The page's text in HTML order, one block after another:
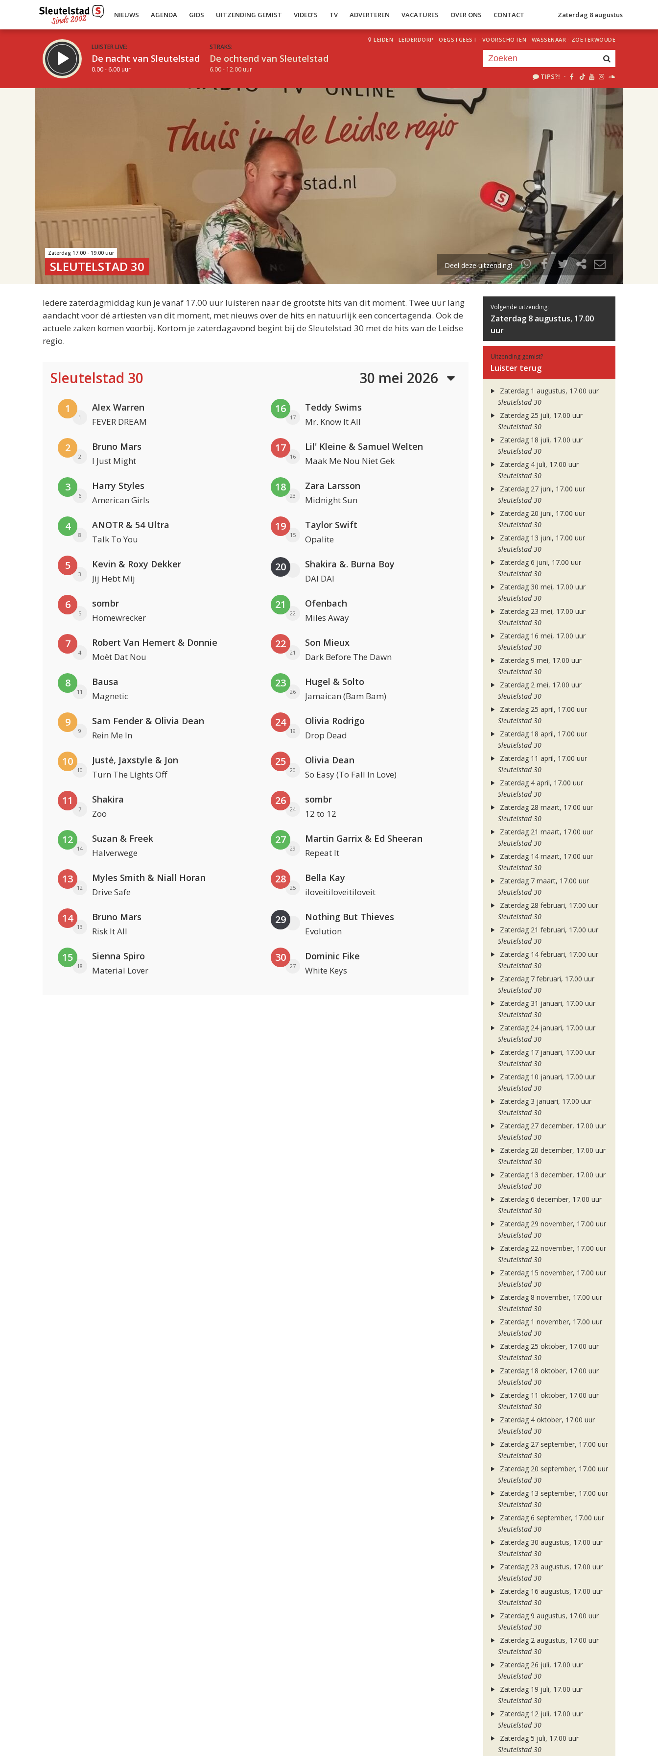
NIEUWS AGENDA GIDS UITZENDING GEMIST VIDEO’S TV ADVERTEREN VACATURES OVER ONS CONTACT Zaterdag 8 augustus
LUISTER LIVE:
De nacht van Sleutelstad
0.00 - 6.00 uur
STRAKS:
De ochtend van Sleutelstad
6.00 - 12.00 uur
LEIDEN · LEIDERDORP · OEGSTGEEST · VOORSCHOTEN · WASSENAAR · ZOETERWOUDE
TIPS?! ·
uur 1 van 2
Volgend uur
Zaterdag 17.00 - 19.00 uur
SLEUTELSTAD 30 Deel deze uitzending!
Iedere zaterdagmiddag kun je vanaf 17.00 uur luisteren naar de grootste hits van dit moment. Twee uur lang
aandacht voor dé artiesten van dit moment, met nieuws over de hits en natuurlijk een concertagenda. Ook de
actuele zaken komen voorbij. Kortom je zaterdagavond begint bij de Sleutelstad 30 met de hits van de Leidse
regio.
Sleutelstad 30 30 mei 2026
1
1
Alex Warren
FEVER DREAM
2
2
Bruno Mars
I Just Might
3
6
Harry Styles
American Girls
4
8
ANOTR & 54 Ultra
Talk To You
5
3
Kevin & Roxy Dekker
Jij Hebt Mij
6
5
sombr
Homewrecker
7
4
Robert Van Hemert & Donnie
Moët Dat Nou
8
11
Bausa
Magnetic
9
9
Sam Fender & Olivia Dean
Rein Me In
10
10
Justė, Jaxstyle & Jon
Turn The Lights Off
11
7
Shakira
Zoo
12
14
Suzan & Freek
Halverwege
13
12
Myles Smith & Niall Horan
Drive Safe
14
13
Bruno Mars
Risk It All
15
18
Sienna Spiro
Material Lover
16
17
Teddy Swims
Mr. Know It All
17
16
Lil' Kleine & Samuel Welten
Maak Me Nou Niet Gek
18
23
Zara Larsson
Midnight Sun
19
15
Taylor Swift
Opalite
20 Shakira &. Burna Boy
DAI DAI
21
22
Ofenbach
Miles Away
22
21
Son Mieux
Dark Before The Dawn
23
26
Hugel & Solto
Jamaican (Bam Bam)
24
19
Olivia Rodrigo
Drop Dead
25
20
Olivia Dean
So Easy (To Fall In Love)
26
24
sombr
12 to 12
27
29
Martin Garrix & Ed Sheeran
Repeat It
28
25
Bella Kay
iloveitiloveitiloveit
29 Nothing But Thieves
Evolution
30
27
Dominic Fike
White Keys
Volgende uitzending:
Zaterdag 8 augustus, 17.00
uur
Uitzending gemist?
Luister terug
Zaterdag 1 augustus, 17.00 uur
Sleutelstad 30
Zaterdag 25 juli, 17.00 uur
Sleutelstad 30
Zaterdag 18 juli, 17.00 uur
Sleutelstad 30
Zaterdag 4 juli, 17.00 uur
Sleutelstad 30
Zaterdag 27 juni, 17.00 uur
Sleutelstad 30
Zaterdag 20 juni, 17.00 uur
Sleutelstad 30
Zaterdag 13 juni, 17.00 uur
Sleutelstad 30
Zaterdag 6 juni, 17.00 uur
Sleutelstad 30
Zaterdag 30 mei, 17.00 uur
Sleutelstad 30
Zaterdag 23 mei, 17.00 uur
Sleutelstad 30
Zaterdag 16 mei, 17.00 uur
Sleutelstad 30
Zaterdag 9 mei, 17.00 uur
Sleutelstad 30
Zaterdag 2 mei, 17.00 uur
Sleutelstad 30
Zaterdag 25 april, 17.00 uur
Sleutelstad 30
Zaterdag 18 april, 17.00 uur
Sleutelstad 30
Zaterdag 11 april, 17.00 uur
Sleutelstad 30
Zaterdag 4 april, 17.00 uur
Sleutelstad 30
Zaterdag 28 maart, 17.00 uur
Sleutelstad 30
Zaterdag 21 maart, 17.00 uur
Sleutelstad 30
Zaterdag 14 maart, 17.00 uur
Sleutelstad 30
Zaterdag 7 maart, 17.00 uur
Sleutelstad 30
Zaterdag 28 februari, 17.00 uur
Sleutelstad 30
Zaterdag 21 februari, 17.00 uur
Sleutelstad 30
Zaterdag 14 februari, 17.00 uur
Sleutelstad 30
Zaterdag 7 februari, 17.00 uur
Sleutelstad 30
Zaterdag 31 januari, 17.00 uur
Sleutelstad 30
Zaterdag 24 januari, 17.00 uur
Sleutelstad 30
Zaterdag 17 januari, 17.00 uur
Sleutelstad 30
Zaterdag 10 januari, 17.00 uur
Sleutelstad 30
Zaterdag 3 januari, 17.00 uur
Sleutelstad 30
Zaterdag 27 december, 17.00 uur
Sleutelstad 30
Zaterdag 20 december, 17.00 uur
Sleutelstad 30
Zaterdag 13 december, 17.00 uur
Sleutelstad 30
Zaterdag 6 december, 17.00 uur
Sleutelstad 30
Zaterdag 29 november, 17.00 uur
Sleutelstad 30
Zaterdag 22 november, 17.00 uur
Sleutelstad 30
Zaterdag 15 november, 17.00 uur
Sleutelstad 30
Zaterdag 8 november, 17.00 uur
Sleutelstad 30
Zaterdag 1 november, 17.00 uur
Sleutelstad 30
Zaterdag 25 oktober, 17.00 uur
Sleutelstad 30
Zaterdag 18 oktober, 17.00 uur
Sleutelstad 30
Zaterdag 11 oktober, 17.00 uur
Sleutelstad 30
Zaterdag 4 oktober, 17.00 uur
Sleutelstad 30
Zaterdag 27 september, 17.00 uur
Sleutelstad 30
Zaterdag 20 september, 17.00 uur
Sleutelstad 30
Zaterdag 13 september, 17.00 uur
Sleutelstad 30
Zaterdag 6 september, 17.00 uur
Sleutelstad 30
Zaterdag 30 augustus, 17.00 uur
Sleutelstad 30
Zaterdag 23 augustus, 17.00 uur
Sleutelstad 30
Zaterdag 16 augustus, 17.00 uur
Sleutelstad 30
Zaterdag 9 augustus, 17.00 uur
Sleutelstad 30
Zaterdag 2 augustus, 17.00 uur
Sleutelstad 30
Zaterdag 26 juli, 17.00 uur
Sleutelstad 30
Zaterdag 19 juli, 17.00 uur
Sleutelstad 30
Zaterdag 12 juli, 17.00 uur
Sleutelstad 30
Zaterdag 5 juli, 17.00 uur
Sleutelstad 30